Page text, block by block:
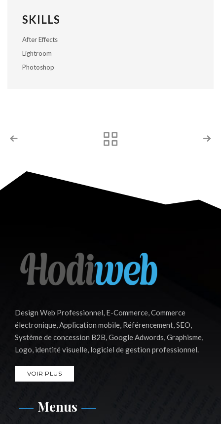
SKILLS
After Effects
Lightroom
Photoshop
Design Web Professionnel, E-Commerce, Commerce
électronique, Application mobile, Référencement, SEO,
Système de concession B2B, Google Adwords, Graphisme,
Logo, identité visuelle, logiciel de gestion professionnel.
VOIR PLUS
Menus